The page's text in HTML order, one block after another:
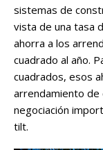
sistemas de
vista de una tasa
ahorra a los
cuadrado al año.
cuadrados, esos
arrendamiento de
negociación
tilt.